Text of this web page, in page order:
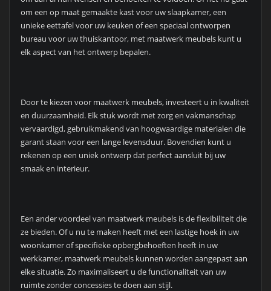
om een op maat gemaakte kast voor uw slaapkamer, een
unieke eettafel voor uw keuken of een speciaal ontworpen
bureau voor uw thuiskantoor, met maatwerk meubels kunt u
elk aspect van het ontwerp bepalen.
Door te kiezen voor maatwerk meubels, investeert u in kwaliteit
en duurzaamheid. Elk stuk wordt met zorg en vakmanschap
vervaardigd, gebruikmakend van hoogwaardige materialen die
garant staan voor een lange levensduur. Bovendien kunt u
rekenen op een uniek ontwerp dat perfect aansluit bij uw
smaak en interieur.
Een ander voordeel van maatwerk meubels is de flexibiliteit die
ze bieden. Of u nu te maken heeft met een lastige hoek in uw
woonkamer of specifieke opbergbehoeften heeft in uw
werkkamer, maatwerk meubels kunnen worden aangepast aan
elke situatie. Zo maximaliseert u de functionaliteit van uw
ruimte zonder concessies te doen aan stijl.